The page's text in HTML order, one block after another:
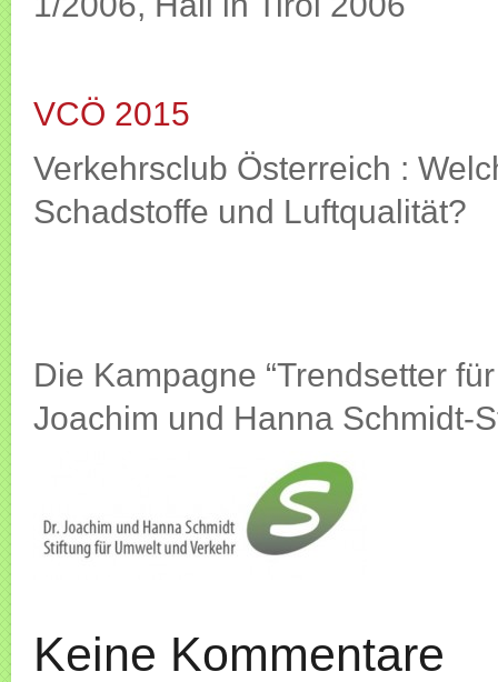
VCÖ 2015
Verkehrsclub Österreich :
Schadstoffe und Luftqualität?
Die Kampagne “Trendsetter
Joachim und Hanna Schmidt-
Keine Kommentare